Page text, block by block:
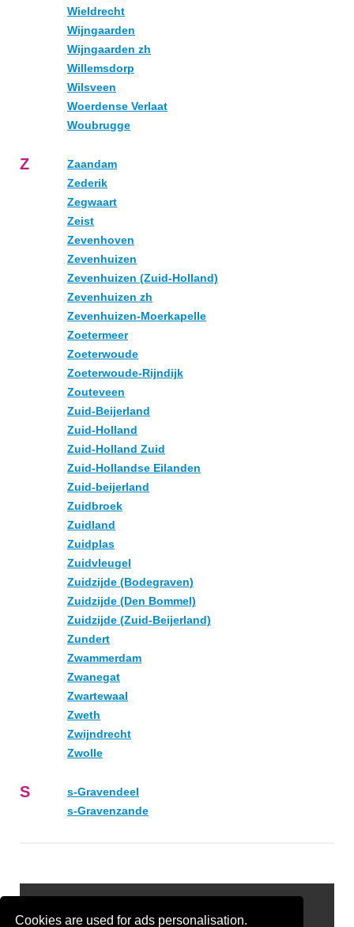
Cookies are used for ads personalisation.
Wieldrecht
Wijngaarden
Wijngaarden zh
Willemsdorp
Wilsveen
Woerdense Verlaat
Woubrugge
Z
Zaandam
Zederik
Zegwaart
Zeist
Zevenhoven
Zevenhuizen
Zevenhuizen (Zuid-Holland)
Zevenhuizen zh
Zevenhuizen-Moerkapelle
Zoetermeer
Zoeterwoude
Zoeterwoude-Rijndijk
Zouteveen
Zuid-Beijerland
Zuid-Holland
Zuid-Holland Zuid
Zuid-Hollandse Eilanden
Zuid-beijerland
Zuidbroek
Zuidland
Zuidplas
Zuidvleugel
Zuidzijde (Bodegraven)
Zuidzijde (Den Bommel)
Zuidzijde (Zuid-Beijerland)
Zundert
Zwammerdam
Zwanegat
Zwartewaal
Zweth
Zwijndrecht
Zwolle
S
s-Gravendeel
s-Gravenzande